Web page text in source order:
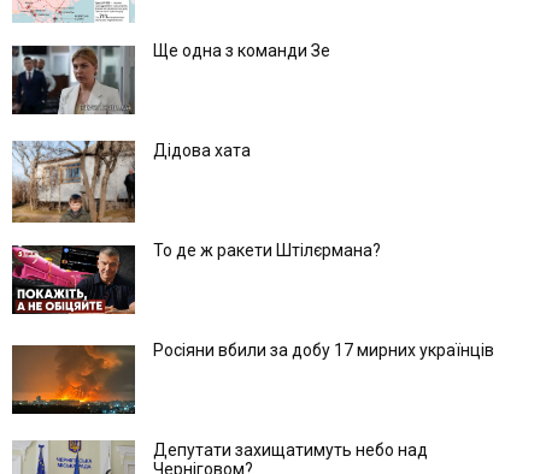
Ще одна з команди Зе
Дідова хата
То де ж ракети Штілєрмана?
Росіяни вбили за добу 17 мирних українців
Депутати захищатимуть небо над
Черніговом?